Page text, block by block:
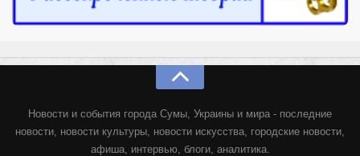
Новости и события города Сумы, Украины и мира - последние
новости, новости культуры, новости искусства, городские новости,
афиша, интервью, блоги, аналитика.